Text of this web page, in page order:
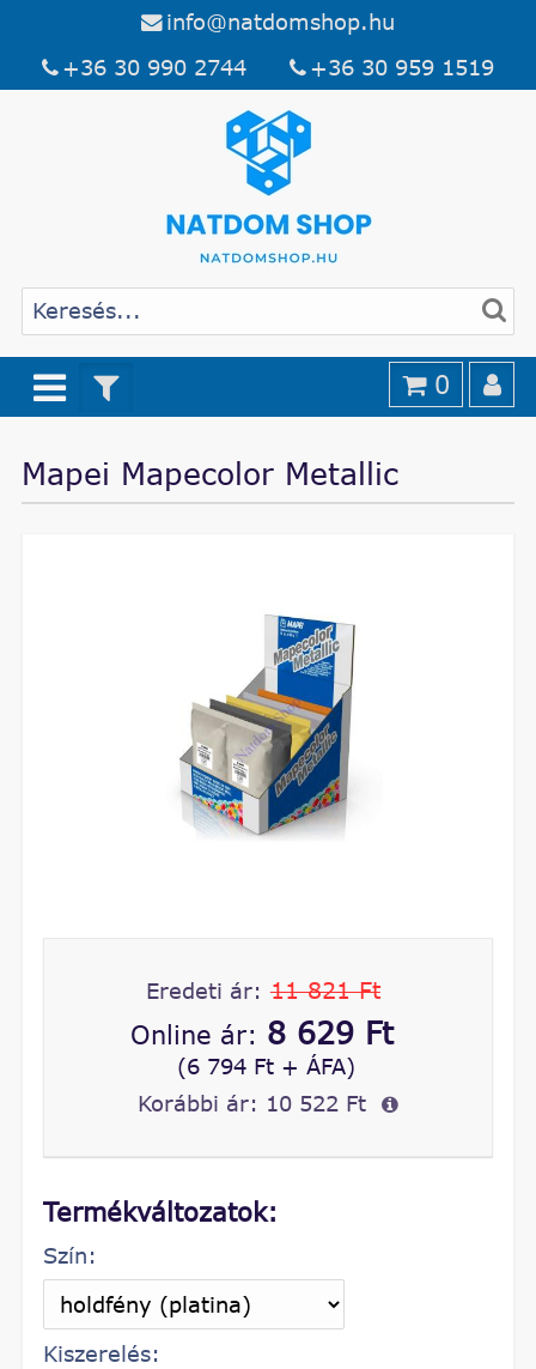
info@natdomshop.hu
+36 30 990 2744
+36 30 959 1519
0
Mapei Mapecolor Metallic
Eredeti ár: 11 821 Ft
Online ár: 8 629 Ft
(6 794 Ft + ÁFA)
Korábbi ár: 10 522 Ft
Termékváltozatok:
Szín:
Kiszerelés: